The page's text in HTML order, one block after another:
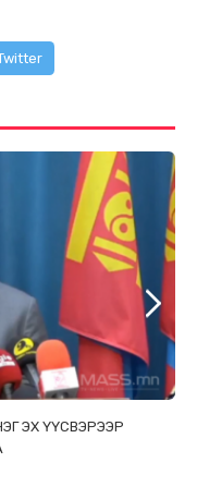
ЭХ ҮҮСВЭРЭЭР